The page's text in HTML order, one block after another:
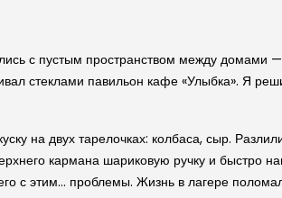
с пустым пространством между домами
стеклами павильон кафе «Улыбка». Я
на двух тарелочках: колбаса, сыр.
кармана шариковую ручку и быстро
с этим… проблемы. Жизнь в лагере